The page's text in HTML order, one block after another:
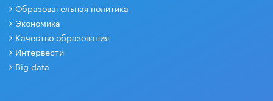
Образовательная политика
Экономика
Качество образования
Интервести
Big data